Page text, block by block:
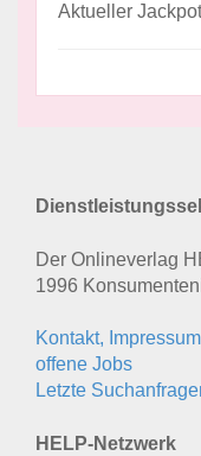
Aktueller
Der Onlineverlag
1996
Kontakt, Impressum
offene Jobs
Letzte
HELP-Netzwerk